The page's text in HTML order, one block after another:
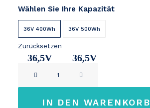
Wählen Sie Ihre Kapazität
36V 400Wh
36,5V
36V 500Wh
36,5V
Zurücksetzen
IN DEN WARENKORB